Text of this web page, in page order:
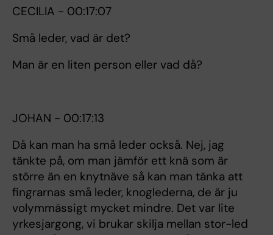
CECILIA - 00:17:07
Små leder, vad är det?
Man är en liten person eller vad då?
JOHAN - 00:17:13
Då kan man ha små leder också. Nej, jag
tänkte på, om man jämför ett knä som är
större än en knytnäve så kan man tänka att
fingrarnas små leder, knoglederna, de är ju
volymmässigt mycket mindre. Det var lite
yrkesjargong, vi brukar skilja mellan stor-led